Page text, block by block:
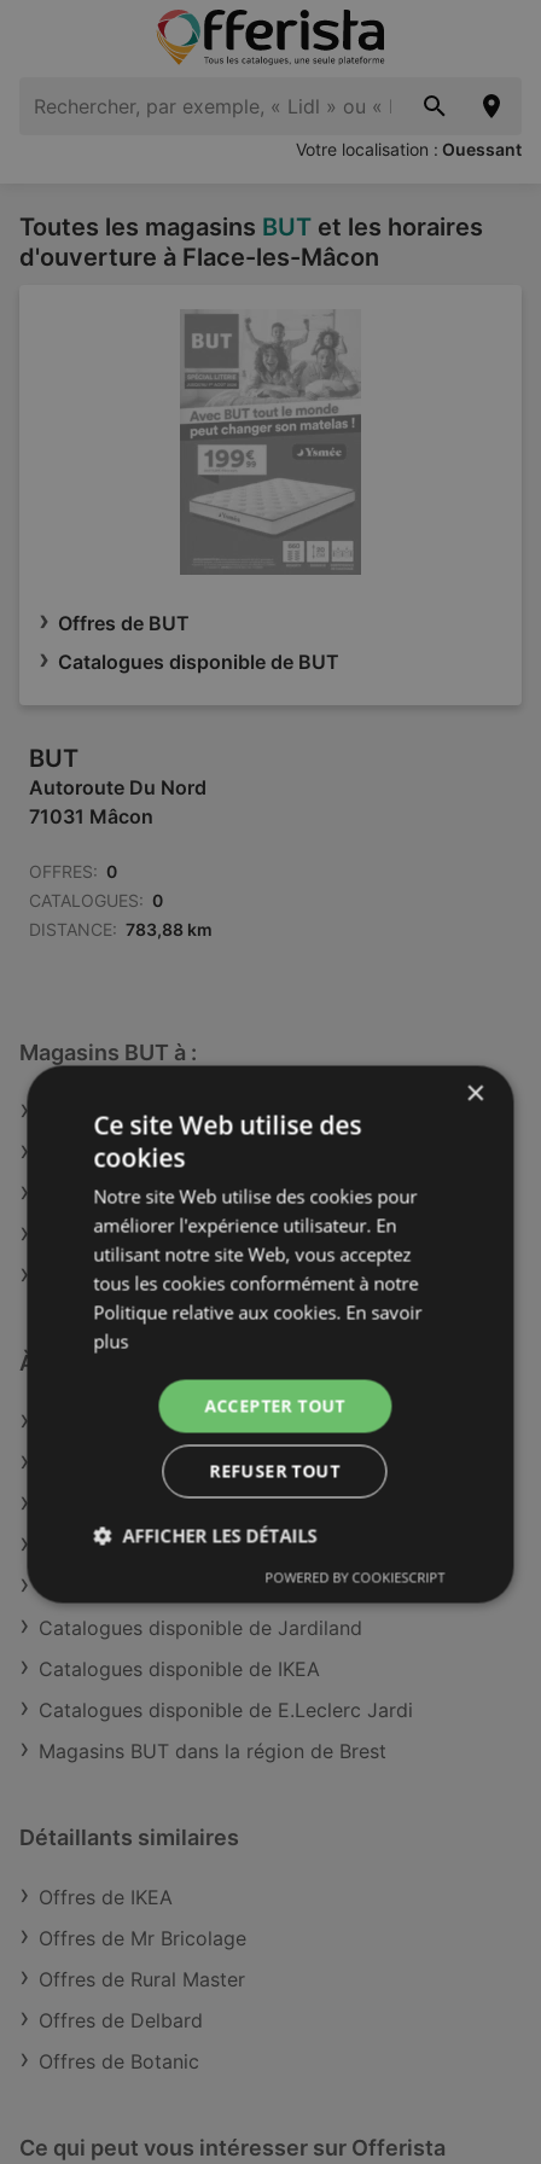
Votre localisation : Ouessant
Toutes les magasins BUT et les horaires
d'ouverture à Flace-les-Mâcon
Offres de BUT
Catalogues disponible de BUT
BUT
Autoroute Du Nord
71031 Mâcon
OFFRES: 0
CATALOGUES: 0
DISTANCE: 783,88 km
Magasins BUT à :
BUT à Chambéry
BUT à Privas
BUT à Épinal
BUT à Douai
BUT à Fontenay-le-Comte
À découvrir aussi
Offres de BUT
Offres de LAPEYRE
Offres de Botanic
Catalogues disponible de LAPEYRE
Catalogues disponible de GiFi
Catalogues disponible de Jardiland
Catalogues disponible de IKEA
Catalogues disponible de E.Leclerc Jardi
Magasins BUT dans la région de Brest
Détaillants similaires
Offres de IKEA
Offres de Mr Bricolage
Offres de Rural Master
Offres de Delbard
Offres de Botanic
Ce qui peut vous intéresser sur Offerista
×
Ce site Web utilise des
cookies
Notre site Web utilise des cookies pour
améliorer l'expérience utilisateur. En
utilisant notre site Web, vous acceptez
tous les cookies conformément à notre
Politique relative aux cookies. En savoir
plus
ACCEPTER TOUT
REFUSER TOUT
AFFICHER LES DÉTAILS
POWERED BY COOKIESCRIPT